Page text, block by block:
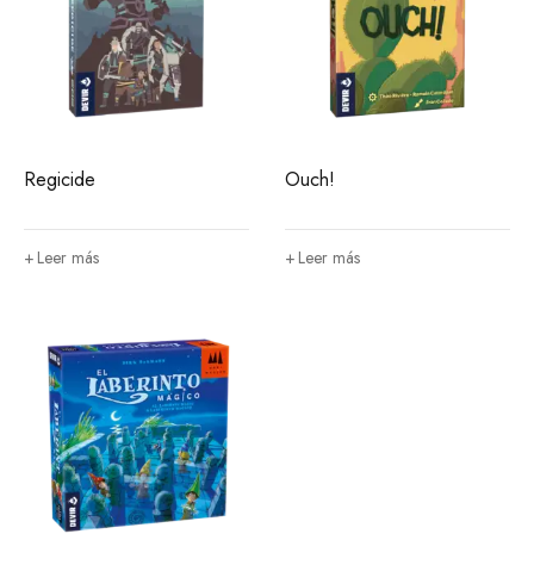
Regicide
Leer más
Ouch!
Leer más